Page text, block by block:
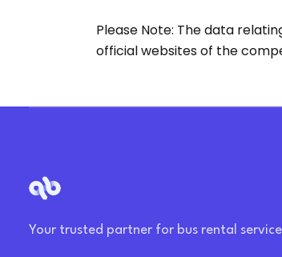
Please Note: The data
official websites of the
Your trusted partner for bus rental